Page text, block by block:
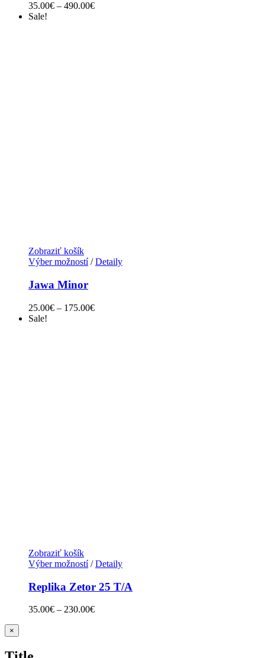
35.00€ – 490.00€
Sale!
Zobraziť košík
Výber možností/ Detaily
Jawa Minor
25.00€ – 175.00€
Sale!
Zobraziť košík
Výber možností/ Detaily
Replika Zetor 25 T/A
35.00€ – 230.00€
Zatvoriť
rýchle
×